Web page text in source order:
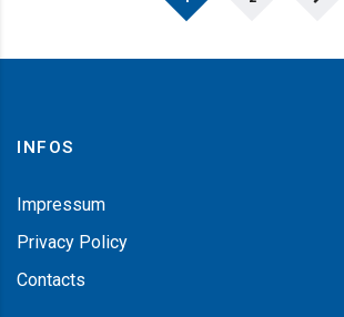
INFOS
Impressum
Privacy Policy
Contacts